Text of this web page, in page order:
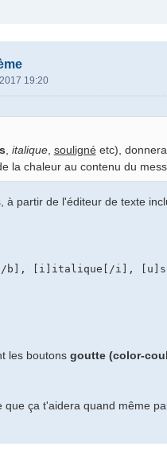
19:20
italique, soulignéetc),
la chaleur au contenu du
à partir de l'éditeur de texte
les boutons goutte (color-
ça t'aidera quand même